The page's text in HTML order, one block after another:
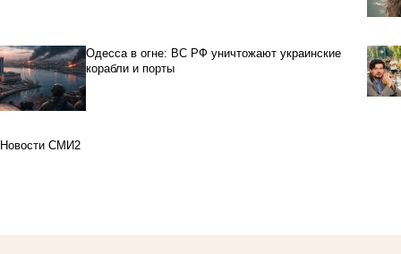
Одесса в огне: ВС РФ уничтожают украинские
корабли и порты
Новости СМИ2